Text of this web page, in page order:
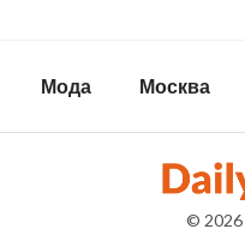
Мода Москва
© 2026